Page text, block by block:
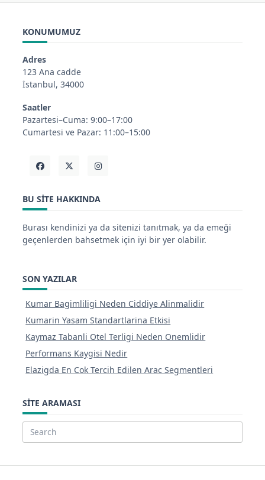
KONUMUMUZ
Adres
123 Ana cadde
İstanbul, 34000
Saatler
Pazartesi–Cuma: 9:00–17:00
Cumartesi ve Pazar: 11:00–15:00
BU SITE HAKKINDA
Burası kendinizi ya da sitenizi tanıtmak, ya da emeği
geçenlerden bahsetmek için iyi bir yer olabilir.
SON YAZILAR
Kumar Bagimliligi Neden Ciddiye Alinmalidir
Kumarin Yasam Standartlarina Etkisi
Kaymaz Tabanli Otel Terligi Neden Onemlidir
Performans Kaygisi Nedir
Elazigda En Cok Tercih Edilen Arac Segmentleri
SITE ARAMASI
Search